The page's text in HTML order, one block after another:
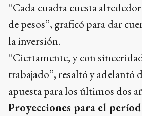
“Cada cuadra cuesta
de pesos”, graficó para dar
la inversión.
“Ciertamente, y con
trabajado”, resaltó y adelantó
apuesta para los últimos dos
Proyecciones para el